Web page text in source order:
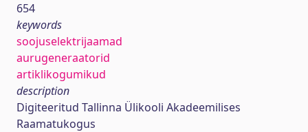
654
keywords
soojuselektrijaamad
aurugeneraatorid
artiklikogumikud
description
Digiteeritud Tallinna Ülikooli Akadeemilises
Raamatukogus